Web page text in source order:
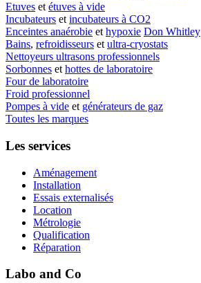
Etuves et étuves à vide
Incubateurs et incubateurs à CO2
Enceintes anaérobie et hypoxie Don Whitley
Bains, refroidisseurs et ultra-cryostats
Nettoyeurs ultrasons professionnels
Sorbonnes et hottes de laboratoire
Four de laboratoire
Froid professionnel
Pompes à vide et générateurs de gaz
Toutes les marques
Les services
Aménagement
Installation
Essais externalisés
Location
Métrologie
Qualification
Réparation
Labo and Co